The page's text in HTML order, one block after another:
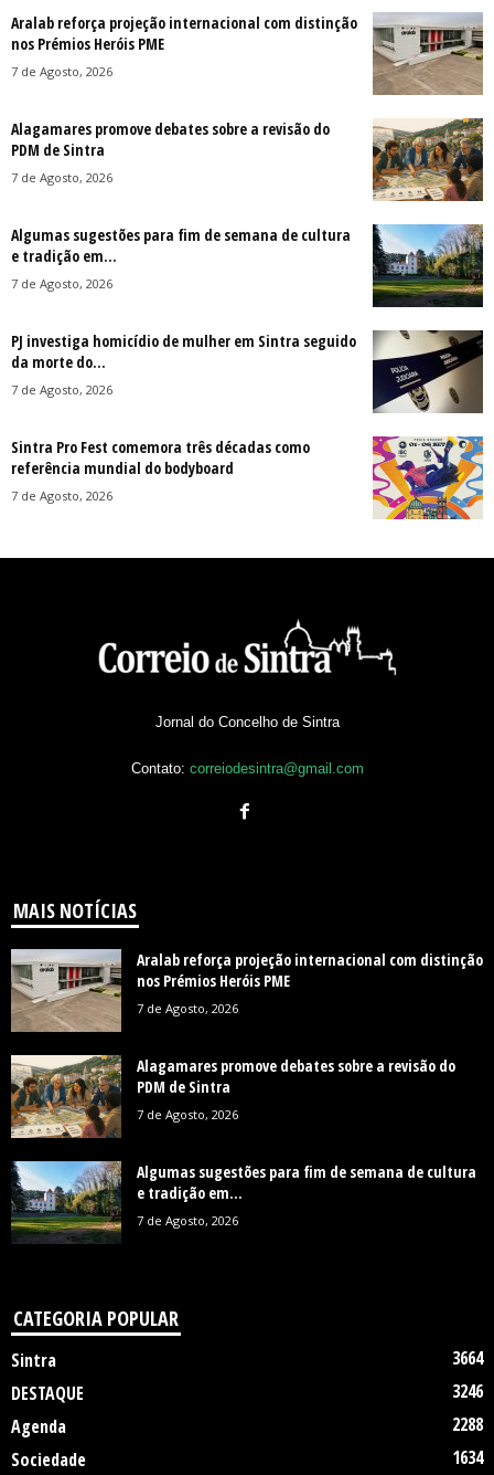
Aralab reforça projeção internacional com distinção
nos Prémios Heróis PME
7 de Agosto, 2026
Alagamares promove debates sobre a revisão do
PDM de Sintra
7 de Agosto, 2026
Algumas sugestões para fim de semana de cultura
e tradição em...
7 de Agosto, 2026
PJ investiga homicídio de mulher em Sintra seguido
da morte do...
7 de Agosto, 2026
Sintra Pro Fest comemora três décadas como
referência mundial do bodyboard
7 de Agosto, 2026
Jornal do Concelho de Sintra
Contato: correiodesintra@gmail.com
MAIS NOTÍCIAS
Aralab reforça projeção internacional com distinção
nos Prémios Heróis PME
7 de Agosto, 2026
Alagamares promove debates sobre a revisão do
PDM de Sintra
7 de Agosto, 2026
Algumas sugestões para fim de semana de cultura
e tradição em...
7 de Agosto, 2026
CATEGORIA POPULAR
Sintra
3664
DESTAQUE
3246
Agenda
2288
Sociedade
1634